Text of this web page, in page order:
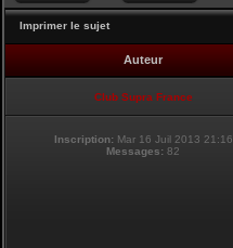
Imprimer le sujet
Auteur
Club Supra France
Inscription: Mar 16 Juil 2013 21:16
Messages: 82